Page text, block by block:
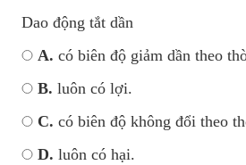
Dao động tắt dần
A. có biên độ giảm dần theo
B. luôn có lợi.
C. có biên độ không đổi theo
D. luôn có hại.